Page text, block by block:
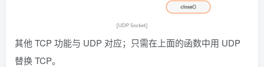
其他 TCP 功能与 UDP 对应；只需在上面的函数中用 UDP
替换 TCP。